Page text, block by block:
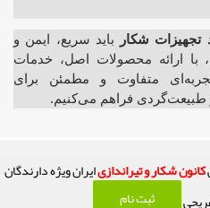
کانون شکار و تیراندازیایران ویژه دارندگان
ثبت نام
تجهیزات شکار
باید سریع، ایمن و
ارائه محصولات اصل، خدمات
متفاوت و مطمئن برای
و طبیعت‌گردی فراهم می‌کنیم.
به صاحب امتیاز آن می باشد! (( فعالیت